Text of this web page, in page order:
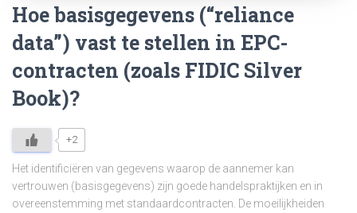
Hoe basisgegevens (“reliance
data”) vast te stellen in EPC-
contracten (zoals FIDIC Silver
Book)?
+2
Het identificiëren van gegevens waarop de aannemer kan
vertrouwen (basisgegevens) zijn goede handelspraktijken en in
overeenstemming met standaardcontracten. De moeilijkheiden